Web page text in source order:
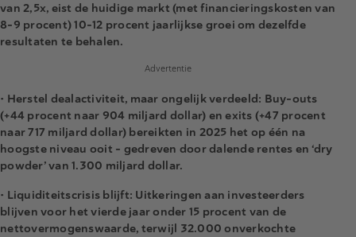
van 2,5x, eist de huidige markt (met financieringskosten van
8-9 procent) 10-12 procent jaarlijkse groei om dezelfde
resultaten te behalen.
Advertentie
• Herstel dealactiviteit, maar ongelijk verdeeld: Buy-outs
(+44 procent naar 904 miljard dollar) en exits (+47 procent
naar 717 miljard dollar) bereikten in 2025 het op één na
hoogste niveau ooit – gedreven door dalende rentes en ‘dry
powder’ van 1.300 miljard dollar.
• Liquiditeitscrisis blijft: Uitkeringen aan investeerders
blijven voor het vierde jaar onder 15 procent van de
nettovermogenswaarde, terwijl 32.000 onverkochte